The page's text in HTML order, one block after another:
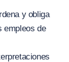
y obliga
empleos de